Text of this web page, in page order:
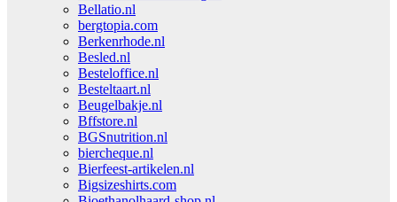
Bellatio.nl
bergtopia.com
Berkenrhode.nl
Besled.nl
Besteloffice.nl
Besteltaart.nl
Beugelbakje.nl
Bffstore.nl
BGSnutrition.nl
biercheque.nl
Bierfeest-artikelen.nl
Bigsizeshirts.com